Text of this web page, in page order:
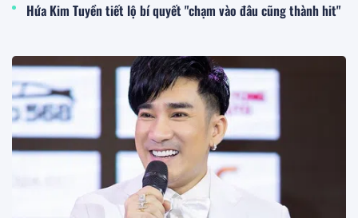
Hứa Kim Tuyền tiết lộ bí quyết "chạm vào đâu cũng thành hit"